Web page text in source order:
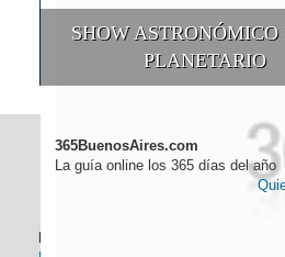
SHOW ASTRONÓMICO
PLANETARIO
365BuenosAires.com
La guía online los 365 días del año